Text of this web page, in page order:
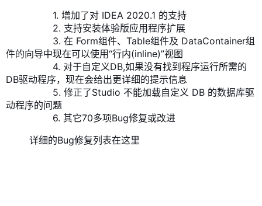
1. 增加了对 IDEA 2020.1 的支持
2. 支持安装体验版应用程序扩展
3. 在 Form组件、Table组件及 DataContainer组
件的向导中现在可以使用“行内(inline)”视图
4. 对于自定义DB,如果没有找到程序运行所需的
DB驱动程序，现在会给出更详细的提示信息
5. 修正了Studio 不能加载自定义 DB 的数据库驱
动程序的问题
6. 其它70多项Bug修复或改进
详细的Bug修复列表在这里